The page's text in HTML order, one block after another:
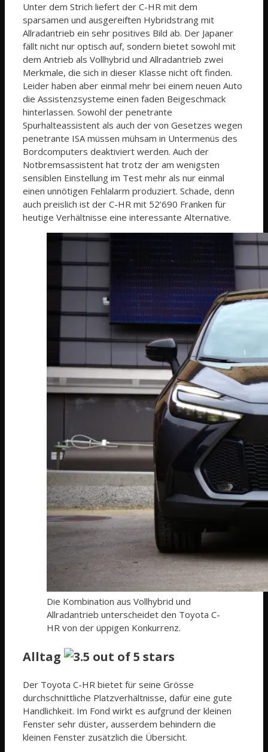
Unter dem Strich liefert der C-HR mit dem
sparsamen und ausgereiften Hybridstrang mit
Allradantrieb ein sehr positives Bild ab. Der Japaner
fällt nicht nur optisch auf, sondern bietet sowohl mit
dem Antrieb als Vollhybrid und Allradantrieb zwei
Merkmale, die sich in dieser Klasse nicht oft finden.
Leider haben aber einmal mehr bei einem neuen Auto
die Assistenzsysteme einen faden Beigeschmack
hinterlassen. Sowohl der penetrante
Spurhalteassistent als auch der von Gesetzes wegen
penetrante ISA müssen mühsam in Untermenüs des
Bordcomputers deaktiviert werden. Auch der
Notbremsassistent hat trotz der am wenigsten
sensiblen Einstellung im Test mehr als nur einmal
einen unnötigen Fehlalarm produziert. Schade, denn
auch preislich ist der C-HR mit 52’690 Franken für
heutige Verhältnisse eine interessante Alternative.
Die Kombination aus Vollhybrid und
Allradantrieb unterscheidet den Toyota C-
HR von der üppigen Konkurrenz.
Alltag
Der Toyota C-HR bietet für seine Grösse
durchschnittliche Platzverhältnisse, dafür eine gute
Handlichkeit. Im Fond wirkt es aufgrund der kleinen
Fenster sehr düster, ausserdem behindern die
kleinen Fenster zusätzlich die Übersicht.